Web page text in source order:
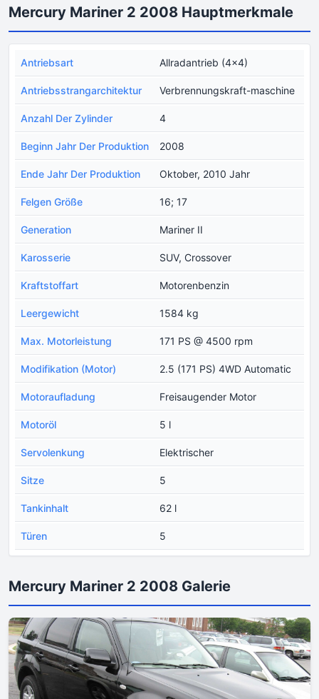
Mercury Mariner 2 2008 Hauptmerkmale
Antriebsart Allradantrieb (4x4)
Antriebsstrangarchitektur Verbrennungskraft-maschine
Anzahl Der Zylinder 4
Beginn Jahr Der Produktion 2008
Ende Jahr Der Produktion Oktober, 2010 Jahr
Felgen Größe 16; 17
Generation Mariner II
Karosserie SUV, Crossover
Kraftstoffart Motorenbenzin
Leergewicht 1584 kg
Max. Motorleistung 171 PS @ 4500 rpm
Modifikation (Motor) 2.5 (171 PS) 4WD Automatic
Motoraufladung Freisaugender Motor
Motoröl 5 l
Servolenkung Elektrischer
Sitze 5
Tankinhalt 62 l
Türen 5
Mercury Mariner 2 2008 Galerie